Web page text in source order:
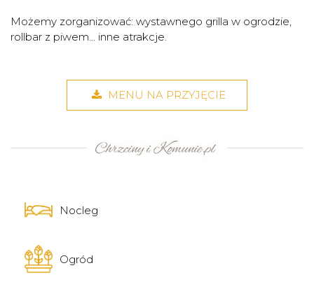
Możemy zorganizować: wystawnego grilla w ogrodzie,
rollbar z piwem... inne atrakcje.
MENU NA PRZYJĘCIE
Nocleg
Ogród